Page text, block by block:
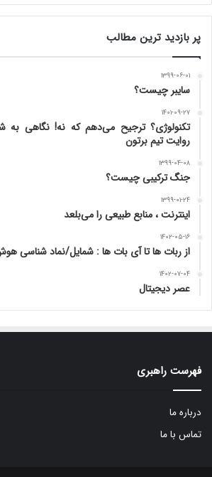
پر بازدید ترین مطالب
۱۳۹۹-۰۶-۰۱
سایبر چیست؟
۱۴۰۱-۰۹-۲۷
تکنولوژی؟ ترجیح می‌دهم که نه! نگاهی به
روایت تیم برتون
۱۳۹۹-۰۴-۰۸
جنگ ترکیبی چیست؟
۱۳۹۹-۰۱-۲۴
اینترنت ، منابع طبیعی را می‌بلعد
۱۴۰۲-۰۵-۱۶
از ربات ها تا آی بات ها : شمایل/نماد شناسی
۱۴۰۲-۰۷-۰۴
عصر دیجیتال
فهرست راهبری
درباره ما
تماس با ما